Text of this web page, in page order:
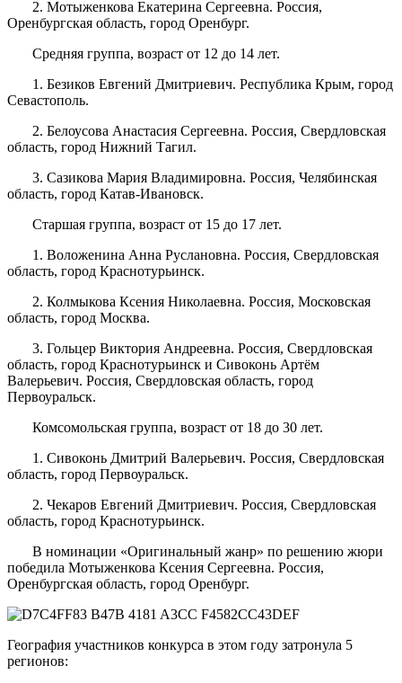
2. Мотыженкова Екатерина Сергеевна. Россия,
Оренбургская область, город Оренбург.
Средняя группа, возраст от 12 до 14 лет.
1. Безиков Евгений Дмитриевич. Республика Крым, город
Севастополь.
2. Белоусова Анастасия Сергеевна. Россия, Свердловская
область, город Нижний Тагил.
3. Сазикова Мария Владимировна. Россия, Челябинская
область, город Катав-Ивановск.
Старшая группа, возраст от 15 до 17 лет.
1. Воложенина Анна Руслановна. Россия, Свердловская
область, город Краснотурьинск.
2. Колмыкова Ксения Николаевна. Россия, Московская
область, город Москва.
3. Гольцер Виктория Андреевна. Россия, Свердловская
область, город Краснотурьинск и Сивоконь Артём
Валерьевич. Россия, Свердловская область, город
Первоуральск.
Комсомольская группа, возраст от 18 до 30 лет.
1. Сивоконь Дмитрий Валерьевич. Россия, Свердловская
область, город Первоуральск.
2. Чекаров Евгений Дмитриевич. Россия, Свердловская
область, город Краснотурьинск.
В номинации «Оригинальный жанр» по решению жюри
победила Мотыженкова Ксения Сергеевна. Россия,
Оренбургская область, город Оренбург.
География участников конкурса в этом году затронула 5
регионов: